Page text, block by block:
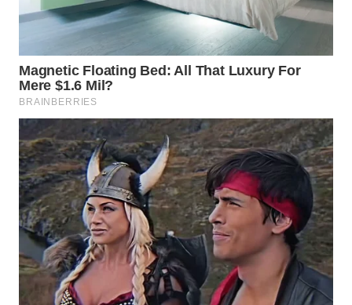
LAPAK
WAHANA
Wahana
Network
KONSUMEN
LISTRIK
MASYARAKAT
KELISTRIKAN
WALINKI
ID
MAWAKA